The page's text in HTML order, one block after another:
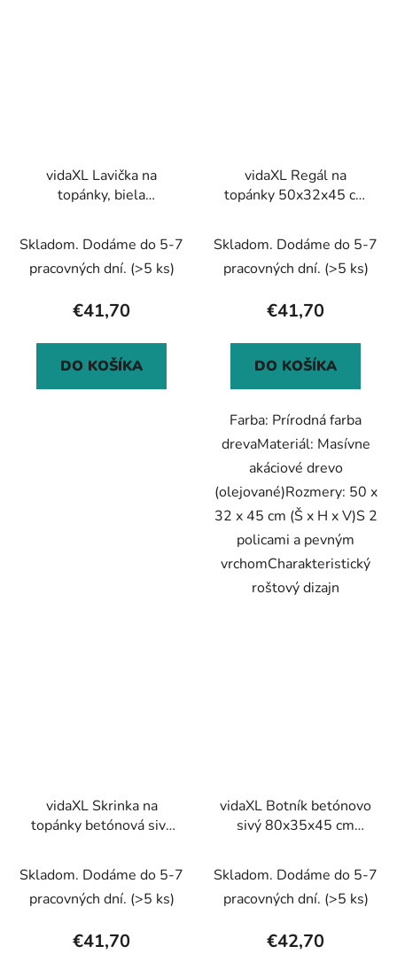
vidaXL Lavička na
topánky, biela
kompozitné drevo
Skladom. Dodáme do 5-7
pracovných dní. (>5 ks)
€41,70
DO KOŠÍKA
vidaXL Regál na
topánky 50x32x45 cm
Skladom. Dodáme do 5-7
pracovných dní. (>5 ks)
€41,70
DO KOŠÍKA
Farba: Prírodná farba
drevaMateriál: Masívne
akáciové drevo
(olejované)Rozmery: 50 x
32 x 45 cm (Š x H x V)S 2
policami a pevným
vrchomCharakteristický
roštový dizajn
vidaXL Skrinka na
topánky betónová sivá
kompozitné drevo
Skladom. Dodáme do 5-7
pracovných dní. (>5 ks)
€41,70
vidaXL Botník betónovo
sivý 80x35x45 cm
Skladom. Dodáme do 5-7
pracovných dní. (>5 ks)
€42,70